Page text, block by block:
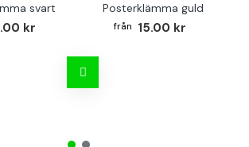
svart
kr
Posterklämma guld
15.00 kr